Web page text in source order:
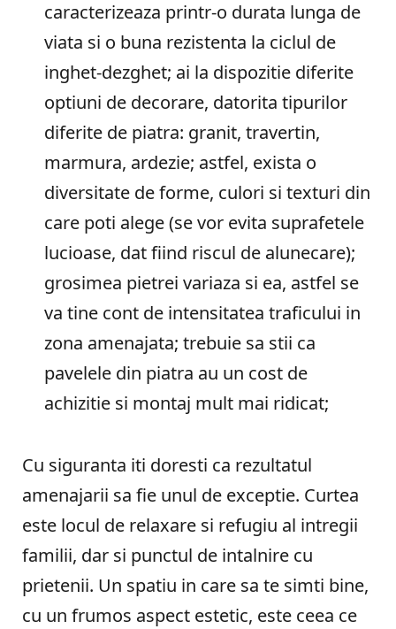
caracterizeaza printr-o durata lunga de
viata si o buna rezistenta la ciclul de
inghet-dezghet; ai la dispozitie diferite
optiuni de decorare, datorita tipurilor
diferite de piatra: granit, travertin,
marmura, ardezie; astfel, exista o
diversitate de forme, culori si texturi din
care poti alege (se vor evita suprafetele
lucioase, dat fiind riscul de alunecare);
grosimea pietrei variaza si ea, astfel se
va tine cont de intensitatea traficului in
zona amenajata; trebuie sa stii ca
pavelele din piatra au un cost de
achizitie si montaj mult mai ridicat;
Cu siguranta iti doresti ca rezultatul
amenajarii sa fie unul de exceptie. Curtea
este locul de relaxare si refugiu al intregii
familii, dar si punctul de intalnire cu
prietenii. Un spatiu in care sa te simti bine,
cu un frumos aspect estetic, este ceea ce